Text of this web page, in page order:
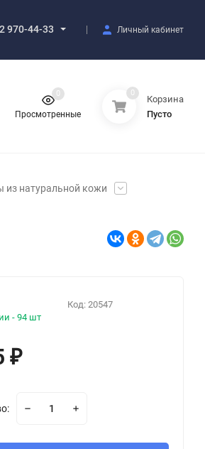
970-44-33 Личный кабинет
Просмотренные
0 0
Корзина
Пусто
из натуральной кожи
- 94 шт
Код: 20547
₽